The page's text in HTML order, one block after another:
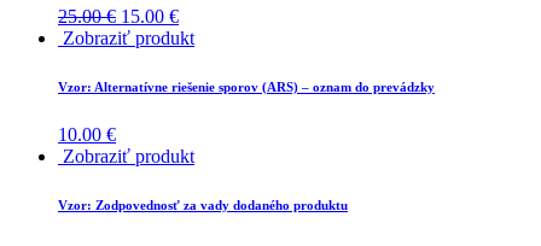
25.00€ 15.00 €
Zobraziť produkt
Vzor: Alternatívne riešenie sporov (ARS) – oznam do prevádzky
10.00 €
Zobraziť produkt
Vzor: Zodpovednosť za vady dodaného produktu